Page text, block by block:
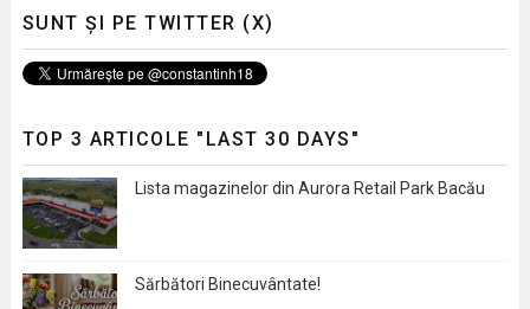
SUNT ȘI PE TWITTER (X)
TOP 3 ARTICOLE "LAST 30 DAYS"
Lista magazinelor din Aurora Retail Park Bacău
Sărbători Binecuvântate!